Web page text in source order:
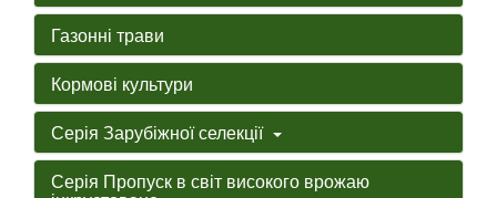
Газонні трави
Кормові культури
Серія Зарубіжної селекції
Серія Пропуск в світ високого врожаю